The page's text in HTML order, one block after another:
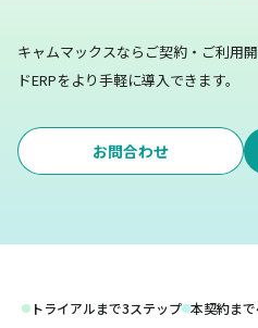
キャムマックスならご契約・ご利用
ドERPをより手軽に導入できます。
お問合わせ
トライアルまで3ステップ 本契約ま